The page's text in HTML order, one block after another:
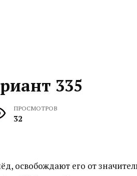
335
ПРОСМОТРОВ
32
освобождают его от